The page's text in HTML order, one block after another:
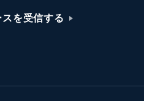
を受信する